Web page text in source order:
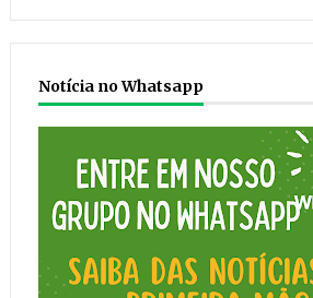
Notícia no Whatsapp